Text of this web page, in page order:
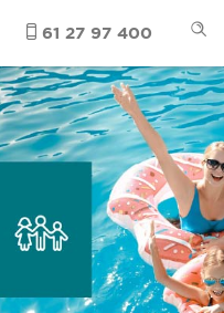
61 27 97 400